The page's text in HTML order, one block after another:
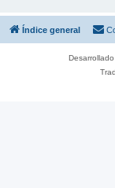
Índice general